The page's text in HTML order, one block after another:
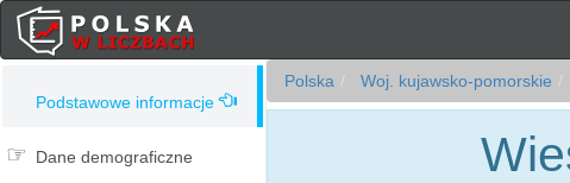
Podstawowe informacje
Dane demograficzne
Polska Woj. kujawsko-pomorskie